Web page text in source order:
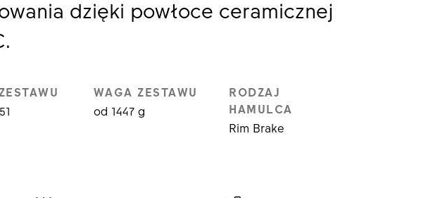
dzięki powłoce ceramicznej
WAGA ZESTAWU
od 1447 g
RODZAJ
HAMULCA
Rim Brake